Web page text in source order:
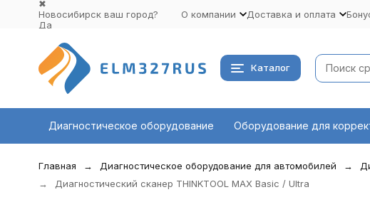
✖
Новосибирск ваш город?
Да
О компании Доставка и оплата
Каталог
Диагностическое оборудование Оборудование для
Главная Диагностическое оборудование для автомобилей
Диагностический сканер THINKTOOL MAX Basic / Ultra